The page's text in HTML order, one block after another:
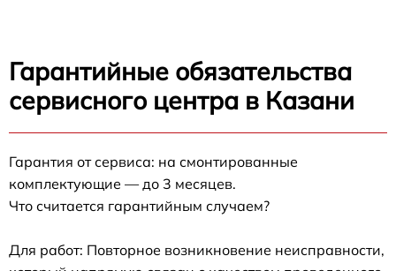
Гарантийные обязательства
сервисного центра в Казани
Гарантия от сервиса: на смонтированные
комплектующие — до 3 месяцев.
Что считается гарантийным случаем?
Для работ: Повторное возникновение неисправности,